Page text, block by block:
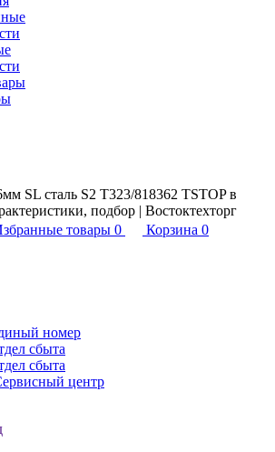
SL сталь S2 Т323/818362 TSTOP в
подбор | Востоктехторг
товары 0 Корзина 0
номер
сбыта
сбыта
центр